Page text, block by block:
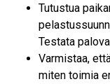
Tutustua
Testata
Varmistaa,
miten toimia